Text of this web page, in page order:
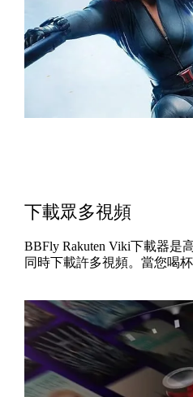
下載眾多視頻
BBFly Rakuten Viki下載器是
同時下載許多視頻。當您喝